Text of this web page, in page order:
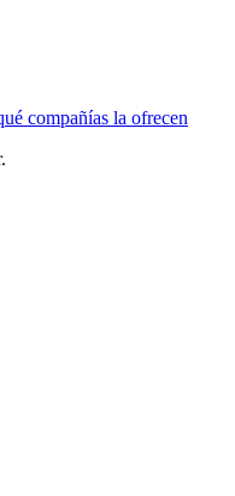
compañías la ofrecen